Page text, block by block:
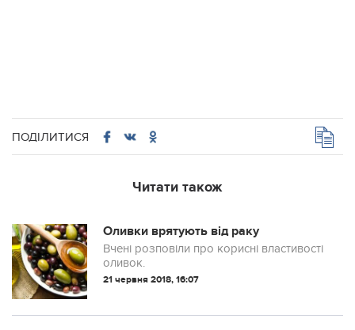
ПОДІЛИТИСЯ
Читати також
Оливки врятують від раку
Вчені розповіли про корисні властивості
оливок.
21 червня 2018, 16:07